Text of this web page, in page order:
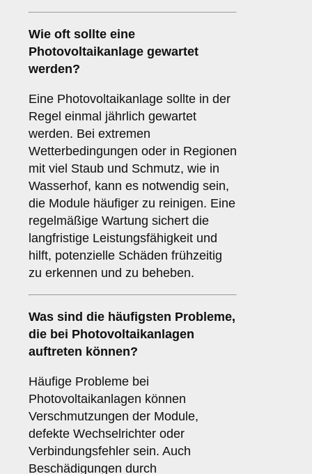
Wie oft sollte eine
Photovoltaikanlage gewartet
werden?
Eine Photovoltaikanlage sollte in der
Regel einmal jährlich gewartet
werden. Bei extremen
Wetterbedingungen oder in Regionen
mit viel Staub und Schmutz, wie in
Wasserhof, kann es notwendig sein,
die Module häufiger zu reinigen. Eine
regelmäßige Wartung sichert die
langfristige Leistungsfähigkeit und
hilft, potenzielle Schäden frühzeitig
zu erkennen und zu beheben.
Was sind die häufigsten Probleme,
die bei Photovoltaikanlagen
auftreten können?
Häufige Probleme bei
Photovoltaikanlagen können
Verschmutzungen der Module,
defekte Wechselrichter oder
Verbindungsfehler sein. Auch
Beschädigungen durch